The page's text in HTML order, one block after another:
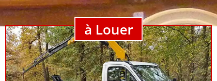
à Louer